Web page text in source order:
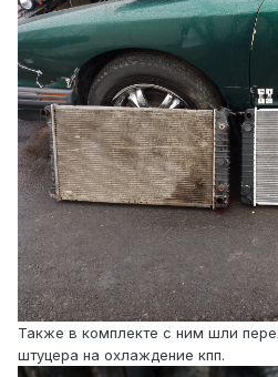
Также в комплекте с ним шли
штуцера на охлаждение кпп.